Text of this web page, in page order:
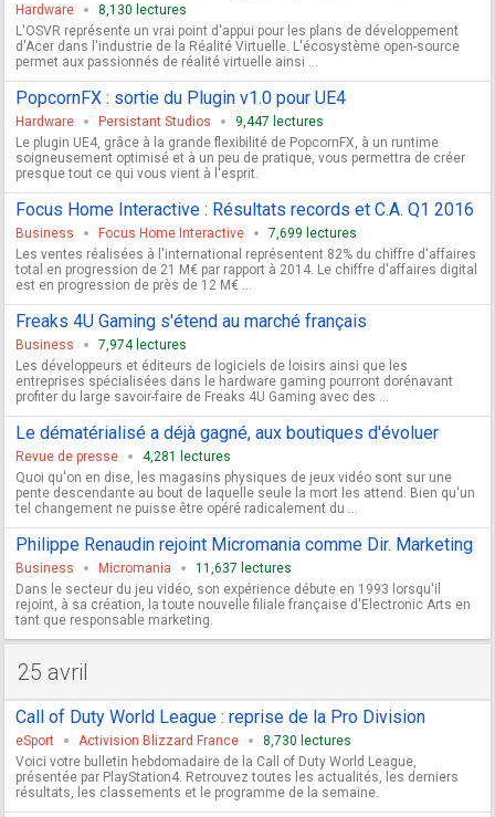
Hardware
8,130 lectures
L'OSVR représente un vrai point d'appui pour les plans de développement
d'Acer dans l'industrie de la Réalité Virtuelle. L'écosystème open-source
permet aux passionnés de réalité virtuelle ainsi ...
PopcornFX : sortie du Plugin v1.0 pour UE4
Hardware Persistant Studios
9,447 lectures
Le plugin UE4, grâce à la grande flexibilité de PopcornFX, à un runtime
soigneusement optimisé et à un peu de pratique, vous permettra de créer
presque tout ce qui vous vient à l'esprit.
Focus Home Interactive : Résultats records et C.A. Q1 2016
Business Focus Home Interactive
7,699 lectures
Les ventes réalisées à l'international représentent 82% du chiffre d'affaires
total en progression de 21 M€ par rapport à 2014. Le chiffre d'affaires digital
est en progression de près de 12 M€ ...
Freaks 4U Gaming s'étend au marché français
Business
7,974 lectures
Les développeurs et éditeurs de logiciels de loisirs ainsi que les
entreprises spécialisées dans le hardware gaming pourront dorénavant
profiter du large savoir-faire de Freaks 4U Gaming avec des ...
Le dématérialisé a déjà gagné, aux boutiques d'évoluer
Revue de presse
4,281 lectures
Quoi qu'on en dise, les magasins physiques de jeux vidéo sont sur une
pente descendante au bout de laquelle seule la mort les attend. Bien qu'un
tel changement ne puisse être opéré radicalement du ...
Philippe Renaudin rejoint Micromania comme Dir. Marketing
Business Micromania
11,637 lectures
Dans le secteur du jeu vidéo, son expérience débute en 1993 lorsqu'il
rejoint, à sa création, la toute nouvelle filiale française d'Electronic Arts en
tant que responsable marketing.
25 avril
Call of Duty World League : reprise de la Pro Division
eSport Activision Blizzard France
8,730 lectures
Voici votre bulletin hebdomadaire de la Call of Duty World League,
présentée par PlayStation4. Retrouvez toutes les actualités, les derniers
résultats, les classements et le programme de la semaine.